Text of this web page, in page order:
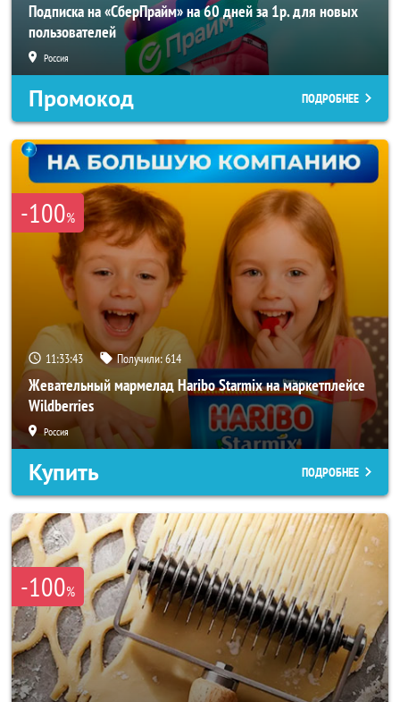
Подписка на «СберПрайм» на 60 дней за 1р. для новых
пользователей
Россия
Промокод ПОДРОБНЕЕ
-100%
11:33:41 Получили:614
Жевательный мармелад Haribo Starmix на маркетплейсе
Wildberries
Россия
Купить ПОДРОБНЕЕ
-100%